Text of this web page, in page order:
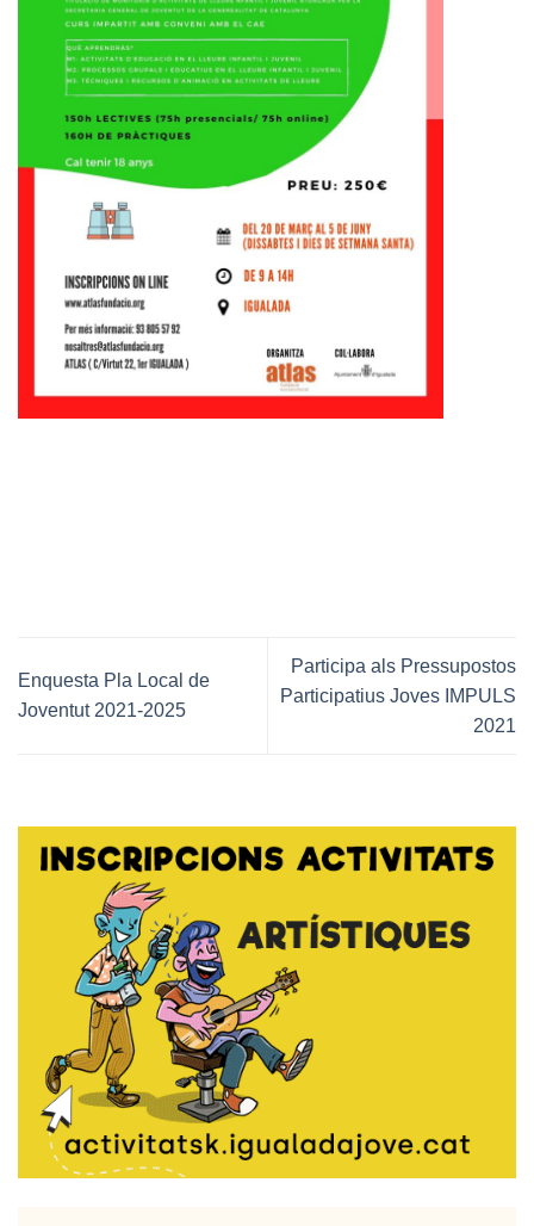
Enquesta Pla Local de
Joventut 2021-2025
Participa als Pressupostos
Participatius Joves IMPULS
2021